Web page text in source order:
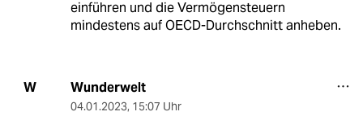
einführen und die Vermögensteuern
mindestens auf OECD-Durchschnitt anheben.
W Wunderwelt
04.01.2023, 15:07 Uhr